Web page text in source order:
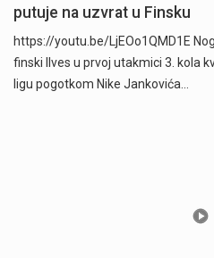
putuje na uzvrat u Finsku
https://youtu.be/LjEOo1QMD1E
finski Ilves u prvoj utakmici 3. kola
ligu pogotkom Nike Jankovića…